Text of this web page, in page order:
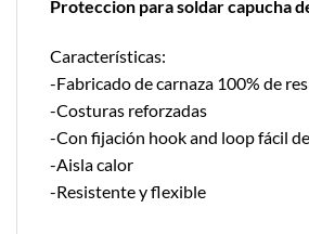
Proteccion para soldar capucha
Características:
-Fabricado de carnaza 100% de res
-Costuras reforzadas
-Con fijación hook and loop fácil
-Aisla calor
-Resistente y flexible